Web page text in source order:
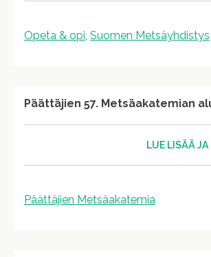
Opeta & opi, Suomen Metsäyhdistys
Päättäjien 57. Metsäakatemian
LUE LISÄÄ JA
Päättäjien Metsäakatemia